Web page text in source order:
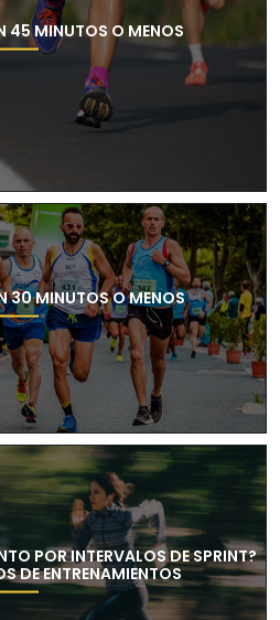
45 MINUTOS O MENOS
30 MINUTOS O MENOS
POR INTERVALOS DE SPRINT?
DE ENTRENAMIENTOS